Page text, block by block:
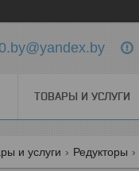
ТОВАРЫ И УСЛУГИ
и услуги Редукторы